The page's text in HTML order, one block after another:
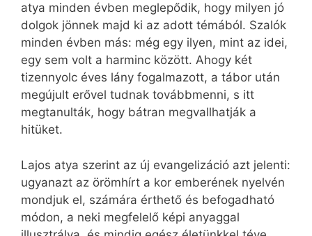
atya minden évben meglepődik, hogy milyen jó
dolgok jönnek majd ki az adott témából. Szalók
minden évben más: még egy ilyen, mint az idei,
egy sem volt a harminc között. Ahogy két
tizennyolc éves lány fogalmazott, a tábor után
megújult erővel tudnak továbbmenni, s itt
megtanulták, hogy bátran megvallhatják a
hitüket.
Lajos atya szerint az új evangelizáció azt jelenti:
ugyanazt az örömhírt a kor emberének nyelvén
mondjuk el, számára érthető és befogadható
módon, a neki megfelelő képi anyaggal